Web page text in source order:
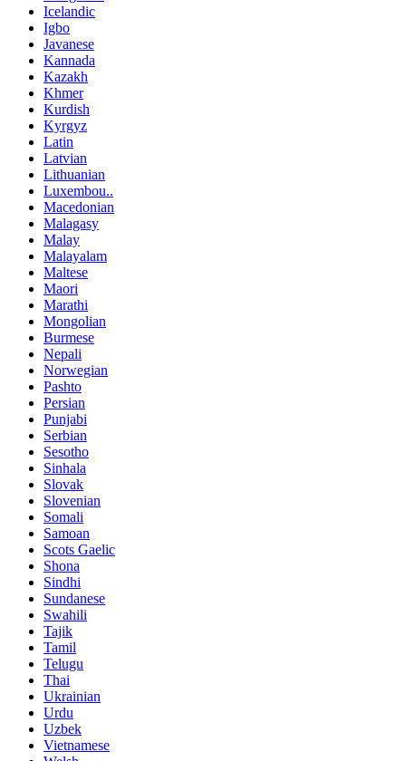
Icelandic
Igbo
Javanese
Kannada
Kazakh
Khmer
Kurdish
Kyrgyz
Latin
Latvian
Lithuanian
Luxembou..
Macedonian
Malagasy
Malay
Malayalam
Maltese
Maori
Marathi
Mongolian
Burmese
Nepali
Norwegian
Pashto
Persian
Punjabi
Serbian
Sesotho
Sinhala
Slovak
Slovenian
Somali
Samoan
Scots Gaelic
Shona
Sindhi
Sundanese
Swahili
Tajik
Tamil
Telugu
Thai
Ukrainian
Urdu
Uzbek
Vietnamese